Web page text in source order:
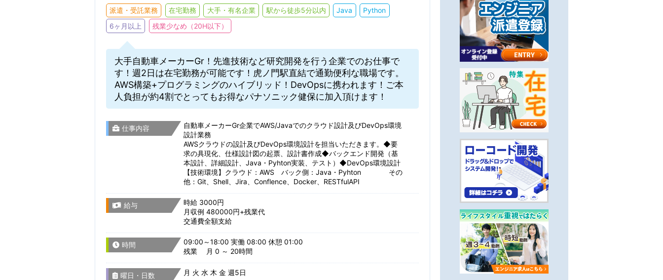
派遣・受託業務 在宅勤務 大手・有名企業 駅から徒歩5分以内 Java
Python
6ヶ月以上
残業少なめ（20H以下）
大手自動車メーカーGr！先進技術など研究開発を行う企業でのお仕事で
す！週2日は在宅勤務が可能です！虎ノ門駅直結で通勤便利な職場です。
AWS構築+プログラミングのハイブリッド！DevOpsに携われます！ご本
人負担が約4割でとってもお得なパナソニック健保に加入頂けます！
仕事内容
自動車メーカーGr企業でAWS/Javaでのクラウド設計及びDevOps環境
設計業務
AWSクラウドの設計及びDevOps環境設計を担当いただきます。◆要
求の具現化、仕様設計図の起票、設計書作成◆バックエンド開発（基
本設計、詳細設計、Java・Pyhton実装、テスト）◆DevOps環境設計
【技術環境】クラウド：AWS バック側：Java・Pyhton その
他：Git、Shell、Jira、Conflence、Docker、RESTfulAPI
給与
時給 3000円
月収例 480000円+残業代
交通費全額支給
時間
09:00～18:00 実働 08:00 休憩 01:00
残業 月 0 ～ 20時間
曜日・日数 月 火 水 木 金 週5日